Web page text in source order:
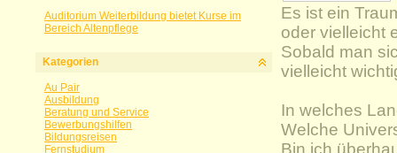
Auditorium Weiterbildung bietet Kurse im
Bereich Altenpflege
Kategorien
Au Pair
Ausbildung
Beratung und Service
Bewerbungshilfen
Bildungsreisen
Fernstudium
Es ist ein
oder vielleicht
Sobald man
vielleicht
In welches
Welche
Bin ich